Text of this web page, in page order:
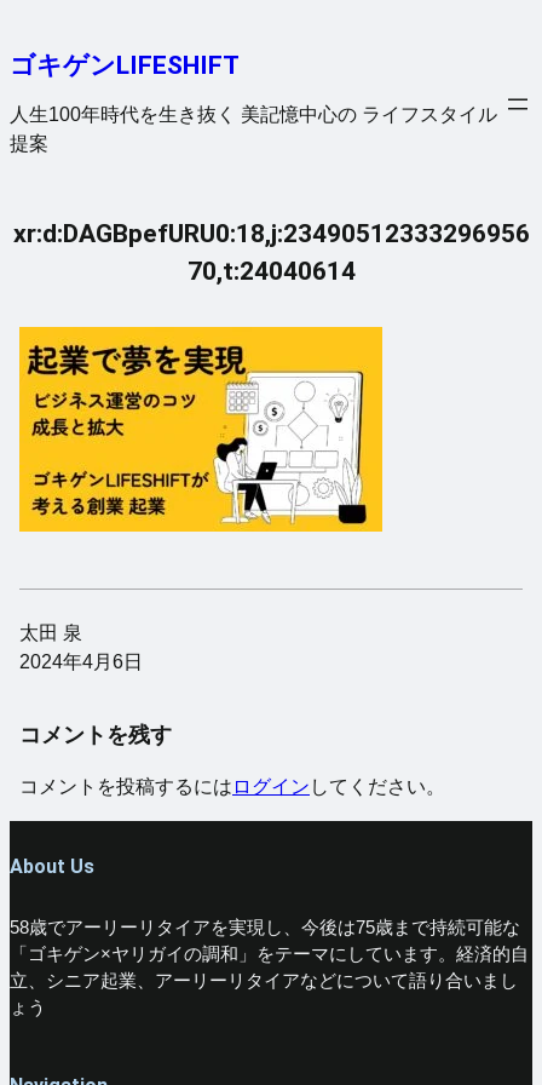
を
ス
キ
ゴキゲンLIFESHIFT
人生100年時代を生き抜く 美記憶中心の ライフスタイル
提案
xr:d:DAGBpefURU0:18,j:23490512333296956
70,t:24040614
太田 泉
2024年4月6日
コメントを残す
コメントを投稿するには ログイン してください。
About Us
58歳でアーリーリタイアを実現し、今後は75歳まで持続可能な
「ゴキゲン×ヤリガイの調和」をテーマにしています。経済的自
立、シニア起業、アーリーリタイアなどについて語り合いまし
ょう